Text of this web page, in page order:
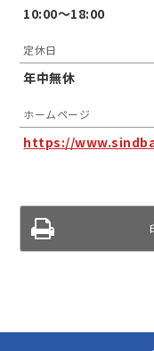
10:00〜18:00
定休日
年中無休
ホームページ
https://